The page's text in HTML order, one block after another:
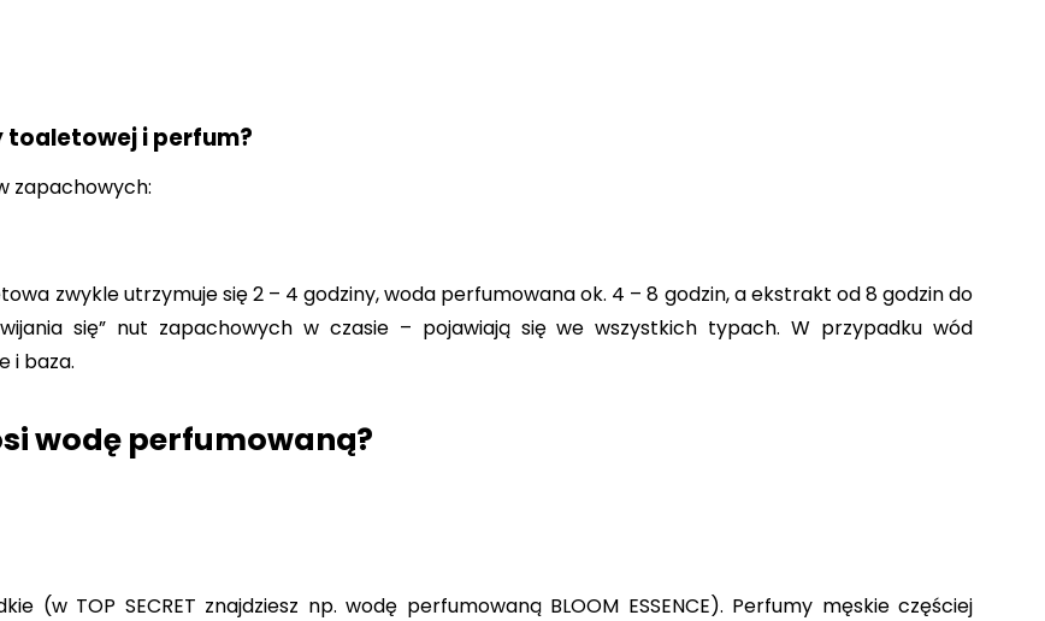
toaletowej i perfum?
zapachowych:
zwykle utrzymuje się 2 – 4 godziny, woda perfumowana ok. 4 – 8 godzin, a ekstrakt od 8 godzin do
się” nut zapachowych w czasie – pojawiają się we wszystkich typach. W przypadku wód
i baza.
wodę perfumowaną?
(w TOP SECRET znajdziesz np. wodę perfumowaną BLOOM ESSENCE). Perfumy męskie częściej